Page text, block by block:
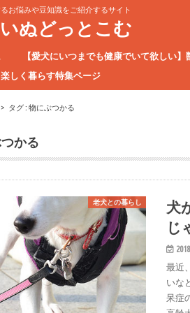
お悩みや豆知識をご紹介するサイト
ぬどっとこむ
【愛犬にいつまでも健康でいて欲しい
しく暮らす特集ページ
タグ : 物にぶつかる
かる
老犬との暮らし
犬
じ
最近
いな
呆症